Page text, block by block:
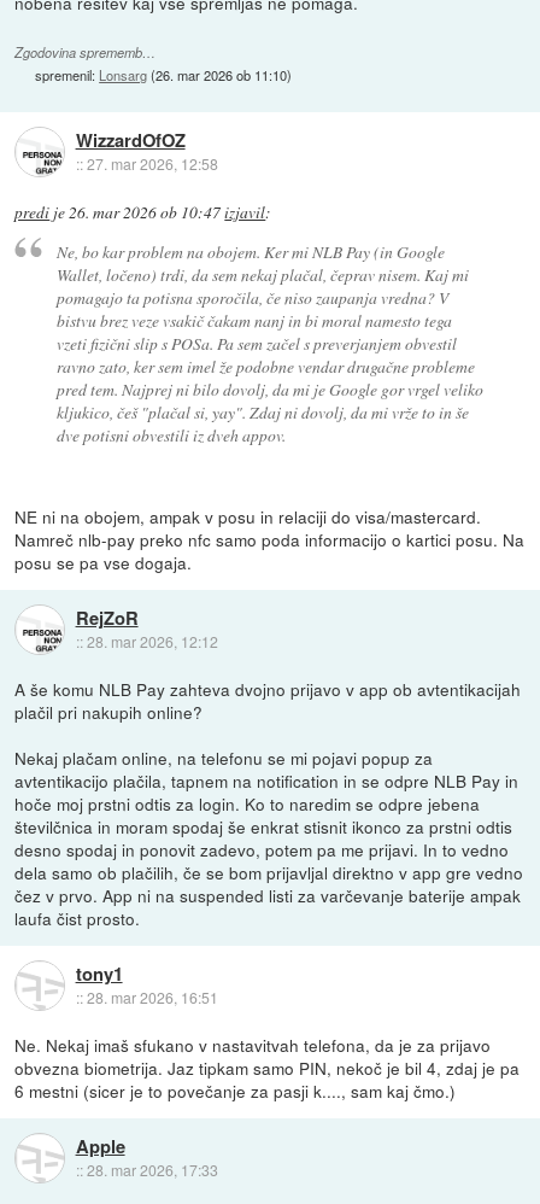
Zgodovina sprememb…
spremenil: Lonsarg(26. mar 2026 ob 11:10)
WizzardOfOZ
::27. mar 2026, 12:58
predi je26. mar 2026 ob 10:47izjavil:
Ne, bo kar problem na obojem. Ker mi NLB Pay (in Google
Wallet, ločeno) trdi, da sem nekaj plačal, čeprav nisem. Kaj mi
pomagajo ta potisna sporočila, če niso zaupanja vredna? V
bistvu brez veze vsakič čakam nanj in bi moral namesto tega
vzeti fizični slip s POSa. Pa sem začel s preverjanjem obvestil
ravno zato, ker sem imel že podobne vendar drugačne probleme
pred tem. Najprej ni bilo dovolj, da mi je Google gor vrgel veliko
kljukico, češ "plačal si, yay". Zdaj ni dovolj, da mi vrže to in še
dve potisni obvestili iz dveh appov.
NE ni na obojem, ampak v posu in relaciji do visa/mastercard.
Namreč nlb-pay preko nfc samo poda informacijo o kartici posu. Na
posu se pa vse dogaja.
RejZoR
::28. mar 2026, 12:12
A še komu NLB Pay zahteva dvojno prijavo v app ob avtentikacijah
plačil pri nakupih online?
Nekaj plačam online, na telefonu se mi pojavi popup za
avtentikacijo plačila, tapnem na notification in se odpre NLB Pay in
hoče moj prstni odtis za login. Ko to naredim se odpre jebena
številčnica in moram spodaj še enkrat stisnit ikonco za prstni odtis
desno spodaj in ponovit zadevo, potem pa me prijavi. In to vedno
dela samo ob plačilih, če se bom prijavljal direktno v app gre vedno
čez v prvo. App ni na suspended listi za varčevanje baterije ampak
laufa čist prosto.
tony1
::28. mar 2026, 16:51
Ne. Nekaj imaš sfukano v nastavitvah telefona, da je za prijavo
obvezna biometrija. Jaz tipkam samo PIN, nekoč je bil 4, zdaj je pa
6 mestni (sicer je to povečanje za pasji k...., sam kaj čmo.)
Apple
::28. mar 2026, 17:33